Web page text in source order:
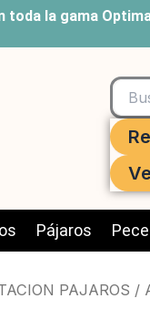
toda la gama
Pájaros
PAJAROS /